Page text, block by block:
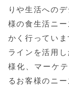
りや生活への
様の食生活ニ
かく行ってい
ラインを活用
様化、マーケ
るお客様のニ